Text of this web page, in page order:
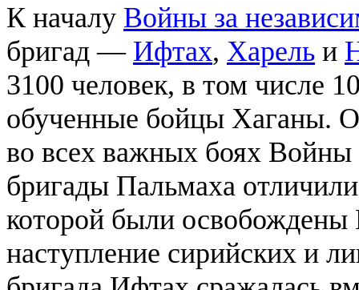
К началу Войны за
бригад — Ифтах, Харель и
3100 человек, в том числе
обученные бойцы Хаганы.
во всех важных боях Войны
бригады Пальмаха
которой были освобождены
наступление сирийских и